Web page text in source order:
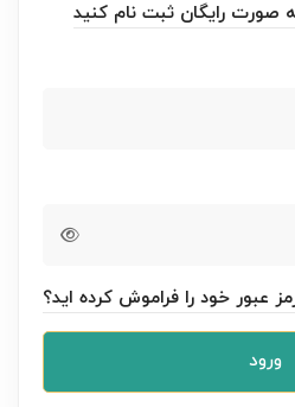
صورت رایگان ثبت نام کنید
عبور خود را فراموش کرده اید؟
ورود